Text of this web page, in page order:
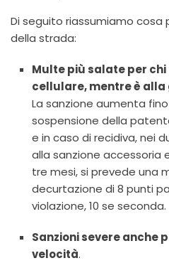
Di seguito riassumiamo cosa
della strada:
Multe più salate per
cellulare, mentre è alla
La sanzione aumenta
sospensione della
e in caso di recidiva, nei
alla sanzione accessoria
tre mesi, si prevede una
decurtazione di 8 punti
violazione, 10 se seconda.
Sanzioni severe anche
velocità.